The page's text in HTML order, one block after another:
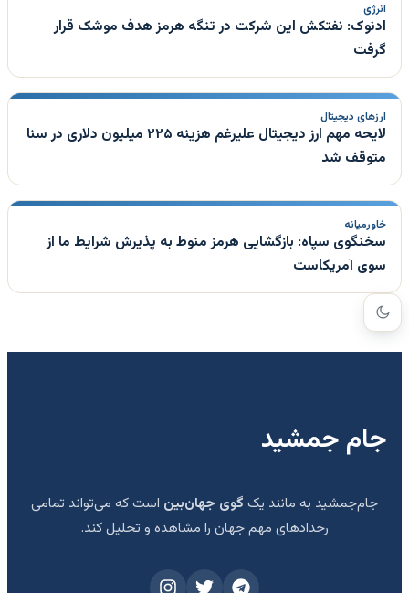
انرژی
ادنوک: نفتکش این شرکت در تنگه هرمز هدف موشک قرار
گرفت
ارزهای دیجیتال
لایحه مهم ارز دیجیتال علیرغم هزینه ۲۲۵ میلیون دلاری در سنا
متوقف شد
خاورمیانه
سخنگوی سپاه: بازگشایی هرمز منوط به پذیرش شرایط ما از
سوی آمریکاست
جام جمشید
جام‌جمشید به مانند یک گوی جهان‌بین است که می‌تواند تمامی
رخدادهای مهم جهان را مشاهده و تحلیل کند.